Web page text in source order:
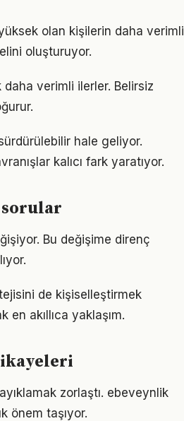
olan kişilerin daha verimli
oluşturuyor.
verimli ilerler. Belirsiz
hale geliyor.
kalıcı fark yaratıyor.
sorular
Bu değişime direnç
de kişiselleştirmek
akıllıca yaklaşım.
zorlaştı. ebeveynlik
önem taşıyor.